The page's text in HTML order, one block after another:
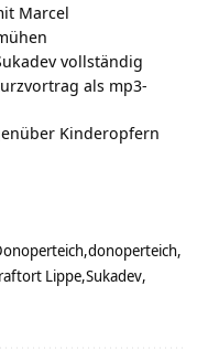
Marcel
vollständig
als mp3-
Kinderopfern
donoperteich
Lippe Sukadev